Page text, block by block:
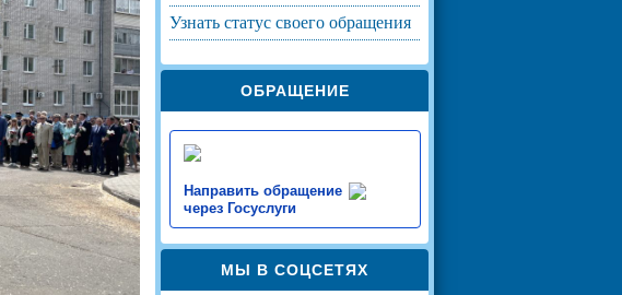
узнать статус своего обращения
ОБРАЩЕНИЕ
Направить обращение
через Госуслуги
МЫ В СОЦСЕТЯХ